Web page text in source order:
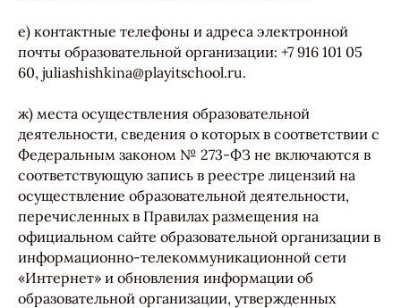
е) контактные телефоны и адреса электронной
почты образовательной организации: +7 916 101 05
60, juliashishkina@playitschool.ru.
ж) места осуществления образовательной
деятельности, сведения о которых в соответствии с
Федеральным законом № 273-ФЗ не включаются в
соответствующую запись в реестре лицензий на
осуществление образовательной деятельности,
перечисленных в Правилах размещения на
официальном сайте образовательной организации в
информационно-телекоммуникационной сети
«Интернет» и обновления информации об
образовательной организации, утвержденных